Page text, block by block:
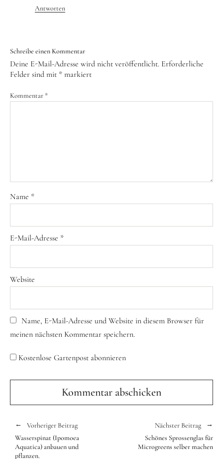
Antworten
Schreibe einen Kommentar
Deine E-Mail-Adresse wird nicht veröffentlicht. Erforderliche
Felder sind mit * markiert
Kommentar *
Name *
E-Mail-Adresse *
Website
Name, E-Mail-Adresse und Website in diesem Browser für
meinen nächsten Kommentar speichern.
Kostenlose Gartenpost abonnieren
Vorheriger Beitrag
Wasserspinat (Ipomoea
Aquatica) anbauen und
pflanzen.
Nächster Beitrag
Schönes Sprossenglas für
Microgreens selber machen